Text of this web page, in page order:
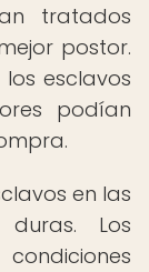
tratados
postor.
esclavos
podían
en las
Los